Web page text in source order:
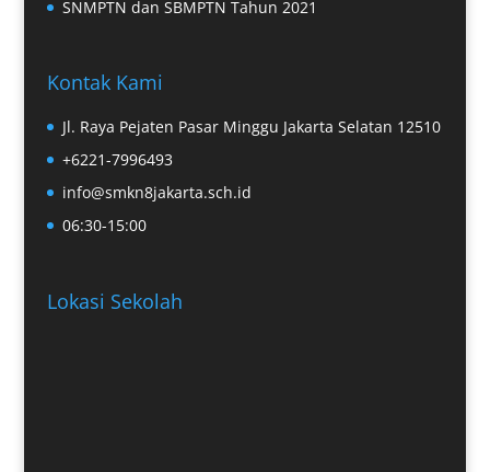
SNMPTN dan SBMPTN Tahun 2021
Kontak Kami
Jl. Raya Pejaten Pasar Minggu Jakarta Selatan 12510
+6221-7996493
info@smkn8jakarta.sch.id
06:30-15:00
Lokasi Sekolah